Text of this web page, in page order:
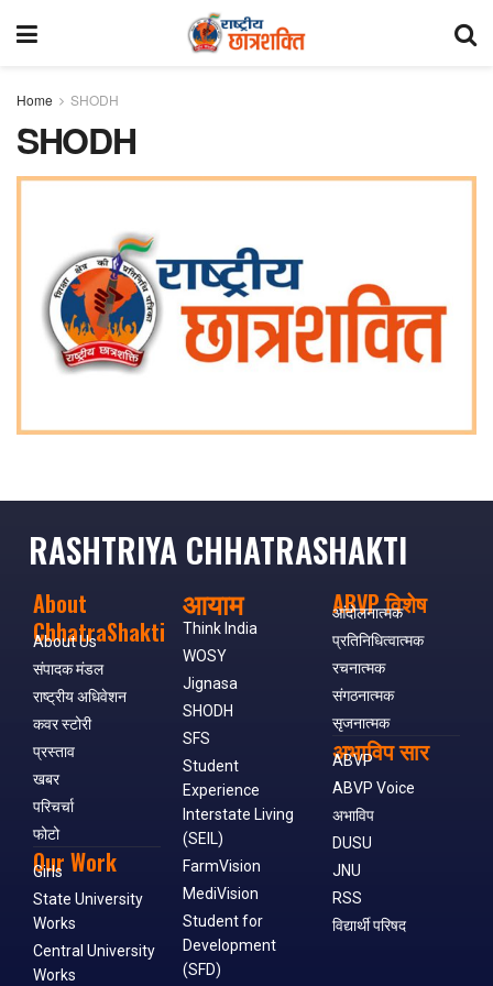
Home SHODH
SHODH
RASHTRIYA CHHATRASHAKTI
About
ChhatraShakti
About Us
संपादक मंडल
राष्ट्रीय अधिवेशन
कवर स्टोरी
प्रस्ताव
खबर
परिचर्चा
फोटो
Our Work
Girls
State University
Works
Central University
Works
आयाम
Think India
WOSY
Jignasa
SHODH
SFS
Student
Experience
Interstate Living
(SEIL)
FarmVision
MediVision
Student for
Development
(SFD)
ABVP विशेष
आंदोलनात्मक
प्रतिनिधित्वात्मक
रचनात्मक
संगठनात्मक
सृजनात्मक
अभाविप सार
ABVP
ABVP Voice
अभाविप
DUSU
JNU
RSS
विद्यार्थी परिषद